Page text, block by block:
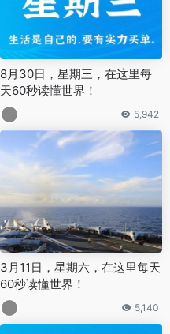
8月30日，星期三，在这里每
天60秒读懂世界！
5,942
3月11日，星期六，在这里每天
60秒读懂世界！
5,140